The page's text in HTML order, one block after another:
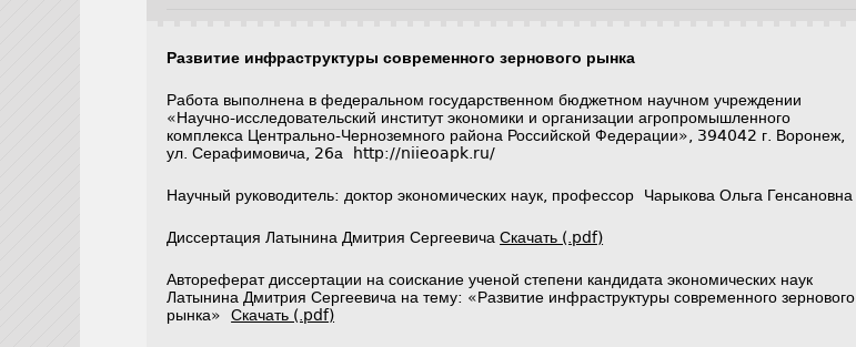
Развитие инфраструктуры современного зернового рынка
Работа выполнена в федеральном государственном бюджетном научном учреждении
«Научно-исследовательский институт экономики и организации агропромышленного
комплекса Центрально-Черноземного района Российской Федерации», 394042 г. Воронеж,
ул. Серафимовича, 26а http://niieoapk.ru/
Научный руководитель: доктор экономических наук, профессор Чарыкова Ольга Генсановна
Диссертация Латынина Дмитрия СергеевичаСкачать (.pdf)
Автореферат диссертации на соискание ученой степени кандидата экономических наук
Латынина Дмитрия Сергеевича на тему: «Развитие инфраструктуры современного зернового
рынка»Скачать (.pdf)